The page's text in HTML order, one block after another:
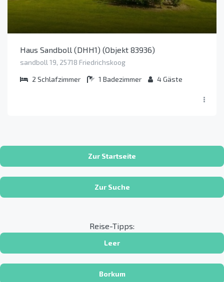
Haus Sandboll (DHH1) (Objekt 83936)
sandboll 19, 25718 Friedrichskoog
2 Schlafzimmer 1 Badezimmer 4Gäste
Zur Startseite
Zur Suche
Reise-Tipps:
Leer
Borkum